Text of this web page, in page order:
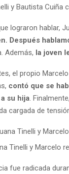
y Bautista Cuiña
lograron hablar,
Después
Además, la joven
el propio
contó que se
su hija.
cargada de
Tinelli y Marcelo
fue radicada